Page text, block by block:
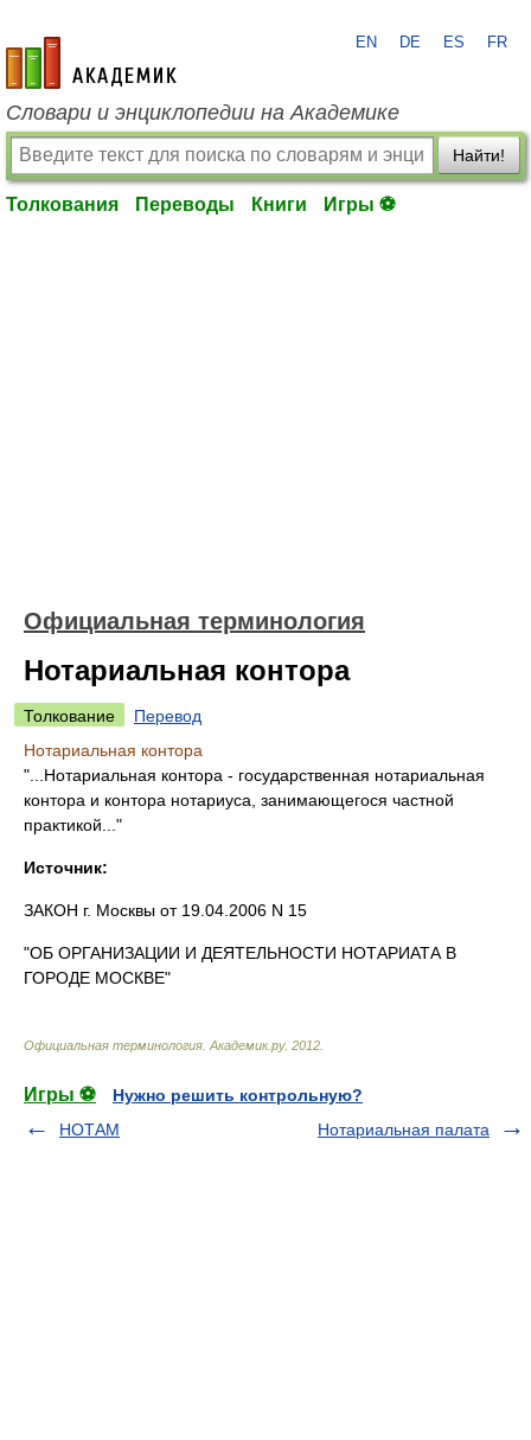
academic.ru
EN DE ES FR
Словари и энциклопедии на Академике
Найти!
Толкования Переводы Книги Игры ⚽
Официальная терминология
Нотариальная контора
Толкование
Перевод
Нотариальная контора
"...Нотариальная контора - государственная нотариальная
контора и контора нотариуса, занимающегося частной
практикой..."
Источник:
ЗАКОН г. Москвы от 19.04.2006 N 15
"ОБ ОРГАНИЗАЦИИ И ДЕЯТЕЛЬНОСТИ НОТАРИАТА В
ГОРОДЕ МОСКВЕ"
Официальная терминология Академик.ру. 2012
Игры ⚽
Нужно решить контрольную?
НОТАМ
Нотариальная палата